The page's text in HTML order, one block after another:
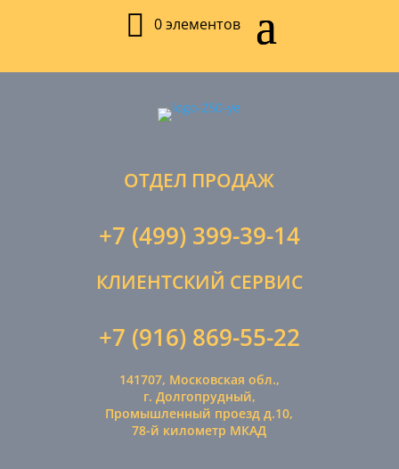
0 элементов
ОТДЕЛ ПРОДАЖ
+7 (499) 399-39-14
КЛИЕНТСКИЙ СЕРВИС
+7 (916) 869-55-22
141707, Московская обл.,
г. Долгопрудный,
Промышленный проезд д.10,
78-й километр МКАД